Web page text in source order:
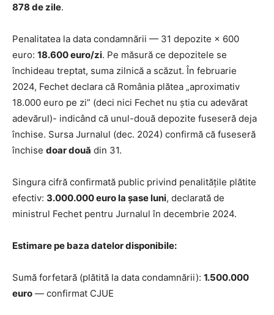
878 de zile.
Penalitatea la data condamnării — 31 depozite × 600
euro: 18.600 euro/zi. Pe măsură ce depozitele se
închideau treptat, suma zilnică a scăzut. În februarie
2024, Fechet declara că România plătea „aproximativ
18.000 euro pe zi” (deci nici Fechet nu știa cu adevărat
adevărul)- indicând că unul-două depozite fuseseră deja
închise. Sursa Jurnalul (dec. 2024) confirmă că fuseseră
închise doar două din 31.
Singura cifră confirmată public privind penalitățile plătite
efectiv: 3.000.000 euro la șase luni, declarată de
ministrul Fechet pentru Jurnalul în decembrie 2024.
Estimare pe baza datelor disponibile:
Sumă forfetară (plătită la data condamnării): 1.500.000
euro — confirmat CJUE